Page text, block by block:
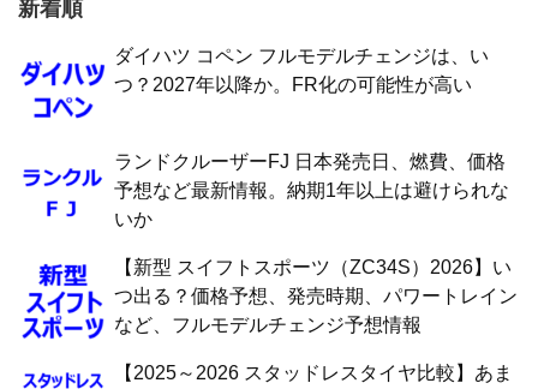
新着順
ダイハツ コペン フルモデルチェンジは、い
つ？2027年以降か。FR化の可能性が高い
ランドクルーザーFJ 日本発売日、燃費、価格
予想など最新情報。納期1年以上は避けられな
いか
【新型 スイフトスポーツ（ZC34S）2026】い
つ出る？価格予想、発売時期、パワートレイン
など、フルモデルチェンジ予想情報
【2025～2026 スタッドレスタイヤ比較】あま